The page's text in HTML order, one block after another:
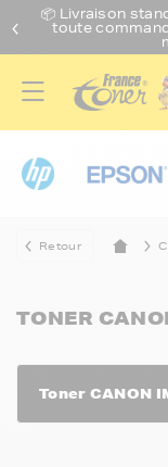
📦 Livraison
toute
Retour
TONER
Toner CANON